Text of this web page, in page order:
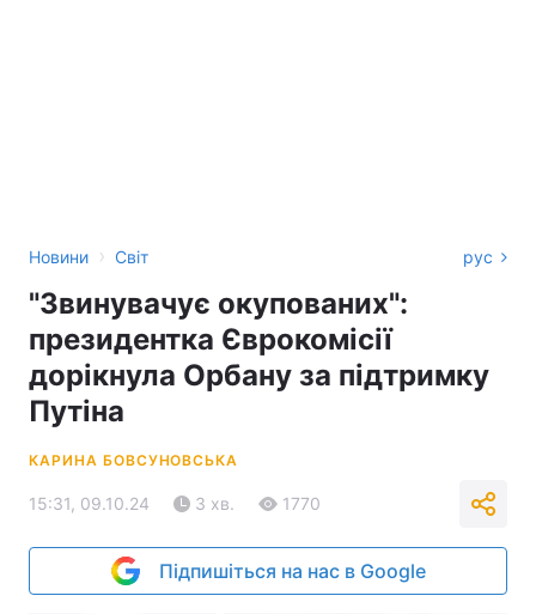
Новини › Світ рус
"Звинувачує окупованих":
президентка Єврокомісії
дорікнула Орбану за підтримку
Путіна
КАРИНА БОВСУНОВСЬКА
15:31, 09.10.24 3 хв. 1770
Підпишіться на нас в Google